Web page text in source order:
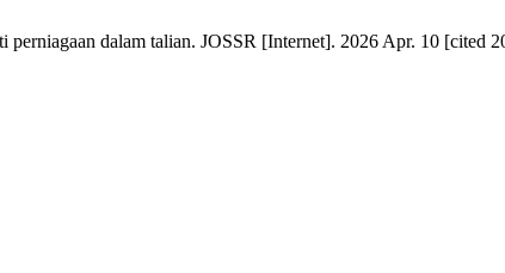
dalam talian. JOSSR [Internet]. 2026 Apr. 10 [cited